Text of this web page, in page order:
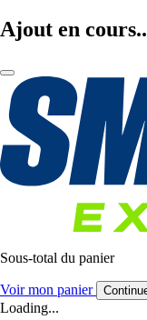
Ajout en
Sous-total du panier
Voir mon panier
Loading...